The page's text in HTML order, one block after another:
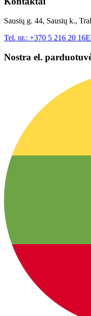
Sausių g. 44, Sausių k.,
Tel. nr.: +370 5 216 20 16
Nostra el.